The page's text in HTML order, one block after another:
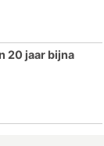
20 jaar bijna